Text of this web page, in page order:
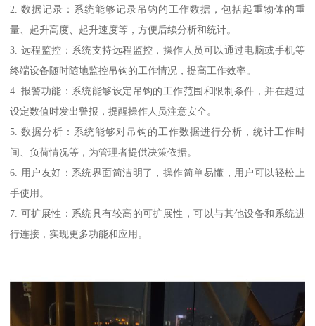
2. 数据记录：系统能够记录吊钩的工作数据，包括起重物体的重
量、起升高度、起升速度等，方便后续分析和统计。
3. 远程监控：系统支持远程监控，操作人员可以通过电脑或手机等
终端设备随时随地监控吊钩的工作情况，提高工作效率。
4. 报警功能：系统能够设定吊钩的工作范围和限制条件，并在超过
设定数值时发出警报，提醒操作人员注意安全。
5. 数据分析：系统能够对吊钩的工作数据进行分析，统计工作时
间、负荷情况等，为管理者提供决策依据。
6. 用户友好：系统界面简洁明了，操作简单易懂，用户可以轻松上
手使用。
7. 可扩展性：系统具有较高的可扩展性，可以与其他设备和系统进
行连接，实现更多功能和应用。